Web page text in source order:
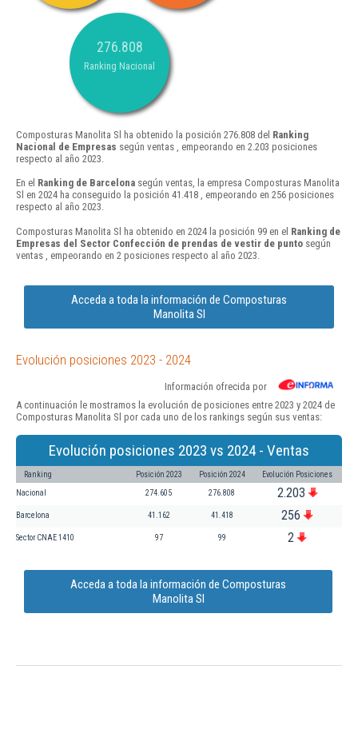
276.808
Ranking Nacional
Composturas Manolita Sl ha obtenido la posición 276.808 del Ranking
Nacional de Empresas según ventas , empeorando en 2.203 posiciones
respecto al año 2023.
En el Ranking de Barcelona según ventas, la empresa Composturas Manolita
Sl en 2024 ha conseguido la posición 41.418 , empeorando en 256 posiciones
respecto al año 2023.
Composturas Manolita Sl ha obtenido en 2024 la posición 99 en el Ranking de
Empresas del Sector Confección de prendas de vestir de punto según
ventas , empeorando en 2 posiciones respecto al año 2023.
Acceda a toda la información de Composturas
Manolita Sl
Evolución posiciones 2023 - 2024
Información ofrecida por
A continuación le mostramos la evolución de posiciones entre 2023 y 2024 de
Composturas Manolita Sl por cada uno de los rankings según sus ventas:
Evolución posiciones 2023 vs 2024 - Ventas
Ranking Posición 2023 Posición 2024 Evolución Posiciones
Nacional 274.605 276.808 2.203
Barcelona 41.162 41.418 256
Sector CNAE 1410 97 99 2
Acceda a toda la información de Composturas
Manolita Sl